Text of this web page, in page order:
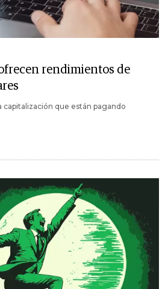
rendimientos de
capitalización que están pagando